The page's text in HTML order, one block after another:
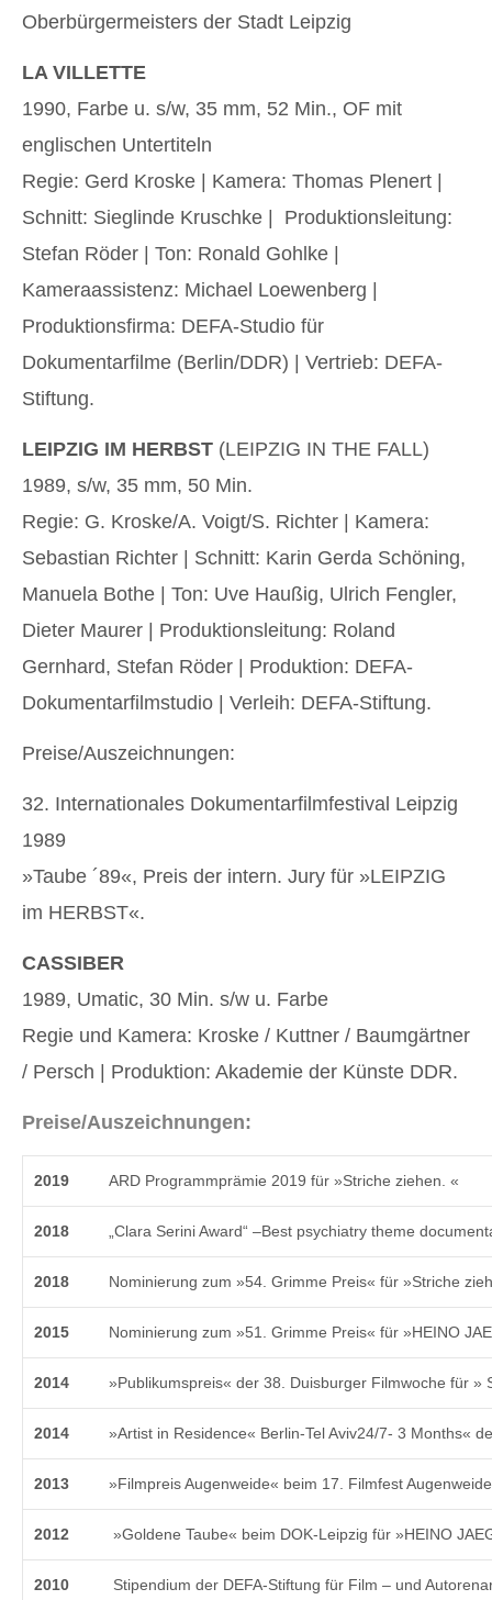
Oberbürgermeisters der Stadt Leipzig
LA VILLETTE
1990, Farbe u. s/w, 35 mm, 52 Min., OF mit
englischen Untertiteln
Regie: Gerd Kroske | Kamera: Thomas Plenert |
Schnitt: Sieglinde Kruschke | Produktionsleitung:
Stefan Röder | Ton: Ronald Gohlke |
Kameraassistenz: Michael Loewenberg |
Produktionsfirma: DEFA-Studio für
Dokumentarfilme (Berlin/DDR) | Vertrieb: DEFA-
Stiftung.
LEIPZIG IM HERBST (LEIPZIG IN THE FALL)
1989, s/w, 35 mm, 50 Min.
Regie: G. Kroske/A. Voigt/S. Richter | Kamera:
Sebastian Richter | Schnitt: Karin Gerda Schöning,
Manuela Bothe | Ton: Uve Haußig, Ulrich Fengler,
Dieter Maurer | Produktionsleitung: Roland
Gernhard, Stefan Röder | Produktion: DEFA-
Dokumentarfilmstudio | Verleih: DEFA-Stiftung.
Preise/Auszeichnungen:
32. Internationales Dokumentarfilmfestival Leipzig
1989
»Taube ´89«, Preis der intern. Jury für »LEIPZIG
im HERBST«.
CASSIBER
1989, Umatic, 30 Min. s/w u. Farbe
Regie und Kamera: Kroske / Kuttner / Baumgärtner
/ Persch | Produktion: Akademie der Künste DDR.
Preise/Auszeichnungen:
2019 ARD Programmprämie 2019 für »Striche ziehen. «
2018 „Clara Serini Award“ –Best psychiatry theme
2018 Nominierung zum »54. Grimme Preis« für »Striche
2015 Nominierung zum »51. Grimme Preis« für »HEINO
2014 »Publikumspreis« der 38. Duisburger Filmwoche für »
2014 »Artist in Residence« Berlin-Tel Aviv24/7- 3 Months«
2013 »Filmpreis Augenweide« beim 17. Filmfest
2012 »Goldene Taube« beim DOK-Leipzig für »HEINO
2010 Stipendium der DEFA-Stiftung für Film – und